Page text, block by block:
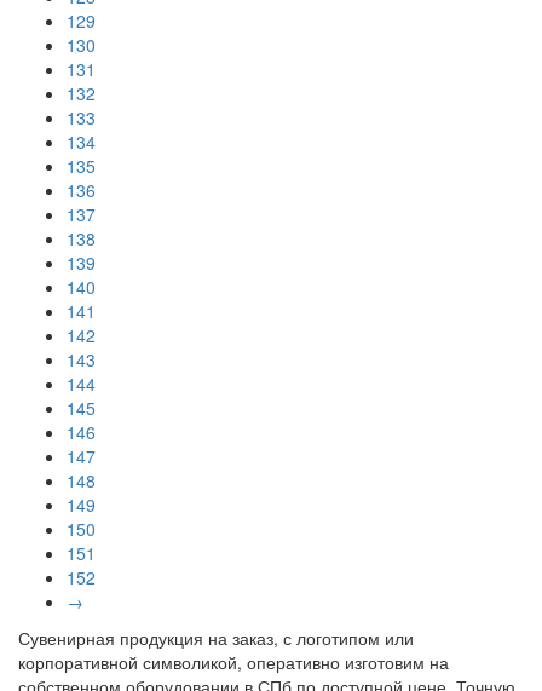
129
130
131
132
133
134
135
136
137
138
139
140
141
142
143
144
145
146
147
148
149
150
151
152
→
Сувенирная продукция на заказ, с логотипом или
корпоративной символикой, оперативно изготовим на
собственном оборудовании в СПб по доступной цене. Точную